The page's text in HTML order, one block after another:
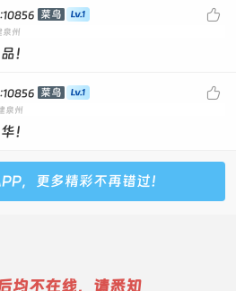

菜鸟
泉州
！

菜鸟
泉州
！
，更多精彩不再错过！
均不在线，请悉知